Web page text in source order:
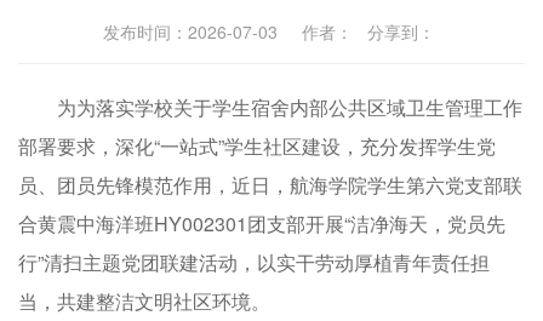
发布时间：2026-07-03 作者： 分享到：
为为落实学校关于学生宿舍内部公共区域卫生管理工作
部署要求，深化“一站式”学生社区建设，充分发挥学生党
员、团员先锋模范作用，近日，航海学院学生第六党支部联
合黄震中海洋班HY002301团支部开展“洁净海天，党员先
行”清扫主题党团联建活动，以实干劳动厚植青年责任担
当，共建整洁文明社区环境。